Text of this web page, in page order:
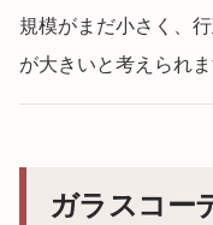
規模がまだ小さく、
が大きいと考えられま
ガラスコー